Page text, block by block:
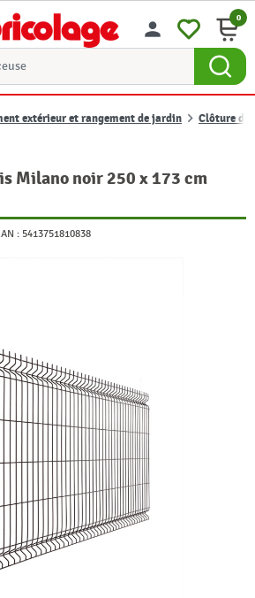
person 0
extérieur et rangement de jardin Clôture de
Milano noir 250 x 173 cm
: 5413751810838